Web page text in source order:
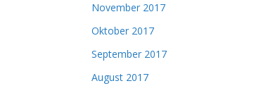
November 2017
Oktober 2017
September 2017
August 2017